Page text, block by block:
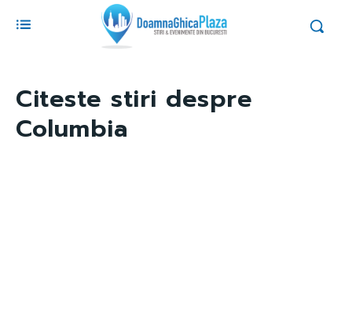
Citeste stiri despre
Columbia